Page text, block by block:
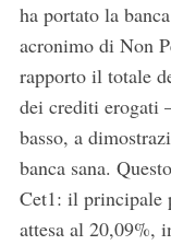
ha portato la
acronimo di Non
rapporto il totale
dei crediti erogati
basso, a
banca sana.
Cet1: il principale
attesa al 20,09%,